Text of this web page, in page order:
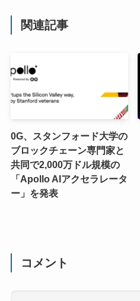
関連記事
0G、スタンフォード大学の
ブロックチェーン専門家と
共同で2,000万ドル規模の
「Apollo AIアクセラレータ
ー」を発表
コメント